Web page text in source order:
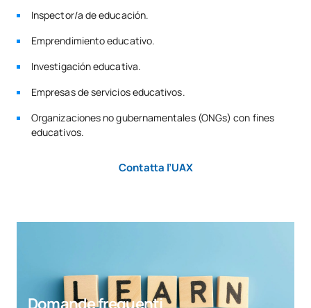
Inspector/a de educación.
Emprendimiento educativo.
Investigación educativa.
Empresas de servicios educativos.
Organizaciones no gubernamentales (ONGs) con fines
educativos.
Contatta l’UAX
Domande frequenti